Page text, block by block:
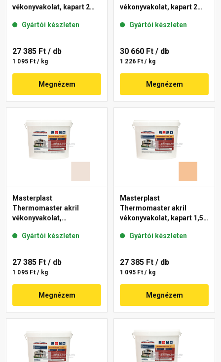
vékonyvakolat, kapart 2
Gyártói készleten
27 385 Ft / db
1 095 Ft / kg
Megnézem
vékonyvakolat, kapart 2
Gyártói készleten
30 660 Ft / db
1 226 Ft / kg
Megnézem
Masterplast
Thermomaster akril
vékonyvakolat,
44-F 25 kg
Gyártói készleten
27 385 Ft / db
1 095 Ft / kg
Megnézem
Masterplast
Thermomaster akril
vékonyvakolat, kapart 1,5
Gyártói készleten
27 385 Ft / db
1 095 Ft / kg
Megnézem